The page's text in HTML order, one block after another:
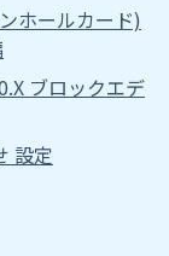
ホールカード)
ブロックエデ
設定